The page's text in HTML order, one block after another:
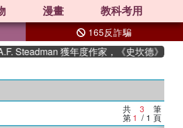
漫畫 教科考用
165反詐騙
獲年度作家，《史坎德》系列帶
共 3 筆
第 1 / 1 頁